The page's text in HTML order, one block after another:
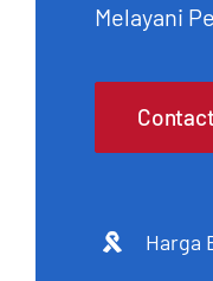
Melayani
Harga